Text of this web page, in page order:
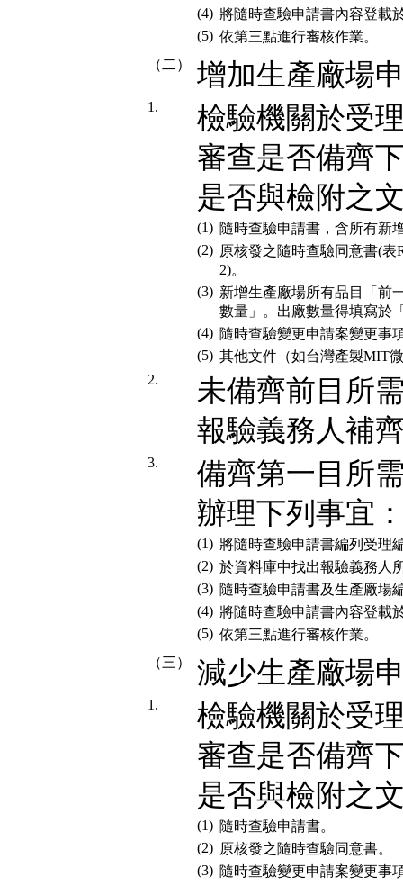
(4) 將隨時查驗申請書內容登載
(5) 依第三點進行審核作業。
（二）
增加生產廠場
1.
檢驗機關於受
審查是否備齊
是否與檢附之
(1) 隨時查驗申請書，含所有新
(2) 原核發之隨時查驗同意書(表
2)。
(3) 新增生產廠場所有品目「前
數量」。出廠數量得填寫於
(4) 隨時查驗變更申請案變更事
(5) 其他文件（如台灣產製MIT
2.
未備齊前目所
報驗義務人補
3.
備齊第一目所
辦理下列事宜
(1) 將隨時查驗申請書編列受理
(2) 於資料庫中找出報驗義務人
(3) 隨時查驗申請書及生產廠場
(4) 將隨時查驗申請書內容登載
(5) 依第三點進行審核作業。
（三）
減少生產廠場
1.
檢驗機關於受
審查是否備齊
是否與檢附之
(1) 隨時查驗申請書。
(2) 原核發之隨時查驗同意書。
(3) 隨時查驗變更申請案變更事